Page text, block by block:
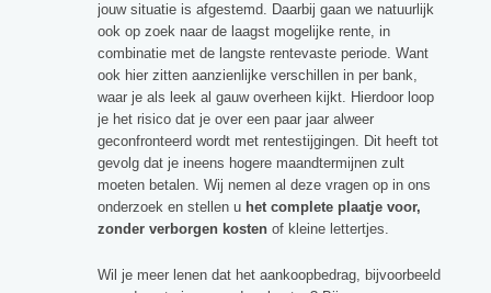
jouw situatie is afgestemd. Daarbij gaan we natuurlijk
ook op zoek naar de laagst mogelijke rente, in
combinatie met de langste rentevaste periode. Want
ook hier zitten aanzienlijke verschillen in per bank,
waar je als leek al gauw overheen kijkt. Hierdoor loop
je het risico dat je over een paar jaar alweer
geconfronteerd wordt met rentestijgingen. Dit heeft tot
gevolg dat je ineens hogere maandtermijnen zult
moeten betalen. Wij nemen al deze vragen op in ons
onderzoek en stellen u het complete plaatje voor,
zonder verborgen kostenof kleine lettertjes.
Wil je meer lenen dat het aankoopbedrag, bijvoorbeeld